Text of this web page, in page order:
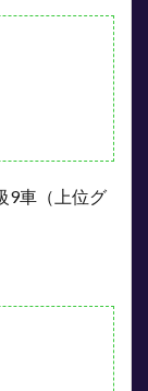
9車（上位グ